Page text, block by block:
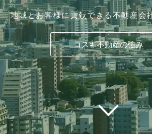
地域とお客様に貢献できる不動産会
コスギ不動産の強み